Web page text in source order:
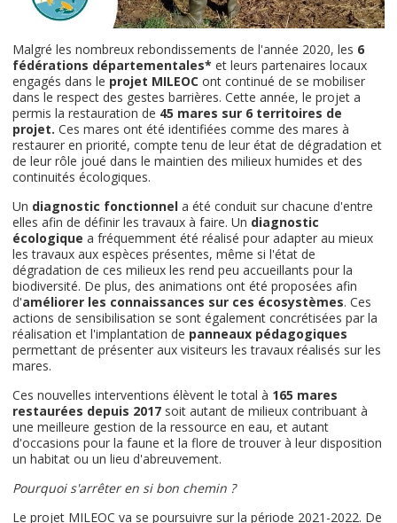
Malgré les nombreux rebondissements de l'année 2020, les 6
fédérations départementales* et leurs partenaires locaux
engagés dans le projet MILEOC ont continué de se mobiliser
dans le respect des gestes barrières. Cette année, le projet a
permis la restauration de 45 mares sur 6 territoires de
projet. Ces mares ont été identifiées comme des mares à
restaurer en priorité, compte tenu de leur état de dégradation et
de leur rôle joué dans le maintien des milieux humides et des
continuités écologiques.
Un diagnostic fonctionnel a été conduit sur chacune d'entre
elles afin de définir les travaux à faire. Un diagnostic
écologique a fréquemment été réalisé pour adapter au mieux
les travaux aux espèces présentes, même si l'état de
dégradation de ces milieux les rend peu accueillants pour la
biodiversité. De plus, des animations ont été proposées afin
d'améliorer les connaissances sur ces écosystèmes. Ces
actions de sensibilisation se sont également concrétisées par la
réalisation et l'implantation de panneaux pédagogiques
permettant de présenter aux visiteurs les travaux réalisés sur les
mares.
Ces nouvelles interventions élèvent le total à 165 mares
restaurées depuis 2017 soit autant de milieux contribuant à
une meilleure gestion de la ressource en eau, et autant
d'occasions pour la faune et la flore de trouver à leur disposition
un habitat ou un lieu d'abreuvement.
Pourquoi s'arrêter en si bon chemin ?
Le projet MILEOC va se poursuivre sur la période 2021-2022. De